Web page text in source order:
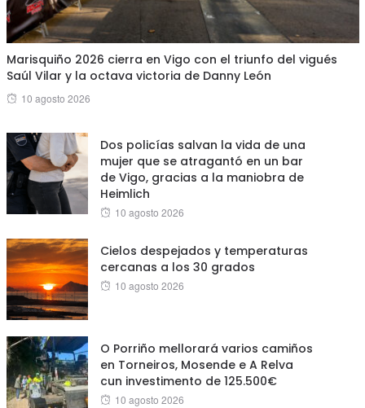
Marisquiño 2026 cierra en Vigo con el triunfo del vigués
Saúl Vilar y la octava victoria de Danny León
Posted
10 agosto 2026
Dos policías salvan la vida de una
mujer que se atragantó en un bar
de Vigo, gracias a la maniobra de
Heimlich
Posted
10 agosto 2026
Cielos despejados y temperaturas
cercanas a los 30 grados
Posted
10 agosto 2026
O Porriño mellorará varios camiños
en Torneiros, Mosende e A Relva
cun investimento de 125.500€
Posted
10 agosto 2026